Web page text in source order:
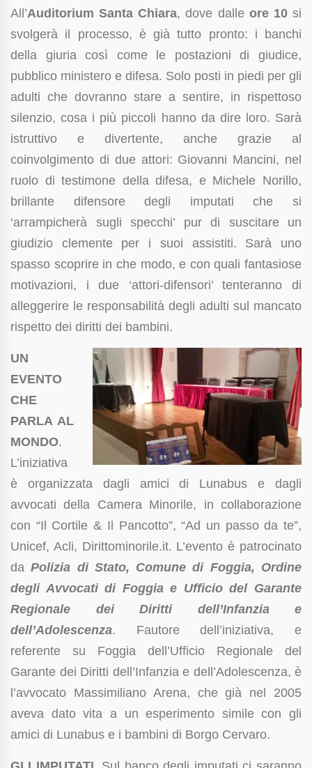
All’Auditorium Santa Chiara, dove dalle ore 10si
svolgerà il processo, è già tutto pronto: i banchi
della giuria così come le postazioni di giudice,
pubblico ministero e difesa. Solo posti in piedi per gli
adulti che dovranno stare a sentire, in rispettoso
silenzio, cosa i più piccoli hanno da dire loro. Sarà
istruttivo e divertente, anche grazie al
coinvolgimento di due attori: Giovanni Mancini, nel
ruolo di testimone della difesa, e Michele Norillo,
brillante difensore degli imputati che si
‘arrampicherà sugli specchi’ pur di suscitare un
giudizio clemente per i suoi assistiti. Sarà uno
spasso scoprire in che modo, e con quali fantasiose
motivazioni, i due ‘attori-difensori’ tenteranno di
alleggerire le responsabilità degli adulti sul mancato
rispetto dei diritti dei bambini.
UN
EVENTO
CHE
PARLA AL
MONDO.
L’iniziativa
è organizzata dagli amici di Lunabus e dagli
avvocati della Camera Minorile, in collaborazione
con “Il Cortile & Il Pancotto”, “Ad un passo da te”,
Unicef, Acli, Dirittominorile.it. L’evento è patrocinato
daPolizia di Stato, Comune di Foggia, Ordine
degli Avvocati di Foggia e Ufficio del Garante
Regionale dei Diritti dell’Infanzia e
dell’Adolescenza. Fautore dell’iniziativa, e
referente su Foggia dell’Ufficio Regionale del
Garante dei Diritti dell’Infanzia e dell’Adolescenza, è
l’avvocato Massimiliano Arena, che già nel 2005
aveva dato vita a un esperimento simile con gli
amici di Lunabus e i bambini di Borgo Cervaro.